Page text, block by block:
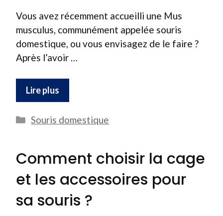
Vous avez récemment accueilli une Mus
musculus, communément appelée souris
domestique, ou vous envisagez de le faire ?
Après l’avoir …
Lire plus
Catégories
Souris domestique
Comment choisir la cage
et les accessoires pour
sa souris ?